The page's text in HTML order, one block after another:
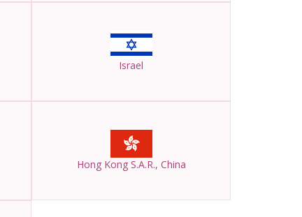
Israel
Hong Kong S.A.R., China